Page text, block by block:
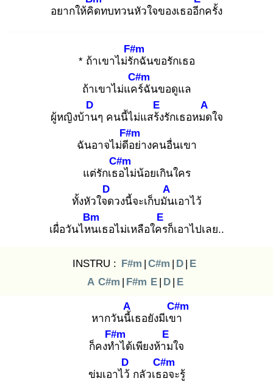
อยากให้คิดทบทวนหัวใจของเธออีกครั้ง
* ถ้าเขาไม่รัก
F#m
ฉันขอรักเธอ
ถ้าเขาไม่แคร์
C#m
ฉันขอดูแล
ผู้หญิงบ้าน
D
ๆ คนนี้ไม่แสร้ง
E
รักเธอหมด
A
ใจ
ฉันอาจไม่ดีอ
F#m
ย่างคนอื่นเขา
แต่รักเธอ
C#m
ไม่น้อยเกินใคร
ทั้งหัวใจด
D
วงนี้จะเก็บมัน
A
เอาไว้
เผื่อวันไหน
Bm
เธอไม่เหลือใคร
E
ก็เอาไปเลย..
INSTRU : F#m | C#m | D | E
A C#m | F#m E | D | E
หากวันนี้เ
A
ธอยังมีเขา
C#m
ก็คงทำ
F#m
ได้เพียงห้าม
E
ใจ
ข่มเอาไว้
D
กลัวเธอ
C#m
จะรู้